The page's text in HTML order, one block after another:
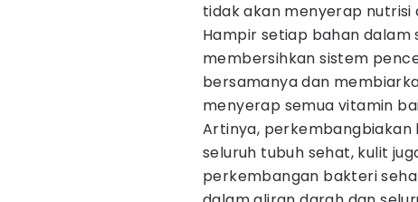
tidak akan menyerap nutrisi
Hampir setiap bahan
membersihkan sistem
bersamanya dan
menyerap semua vitamin
Artinya,
seluruh tubuh sehat, kulit
perkembangan bakteri